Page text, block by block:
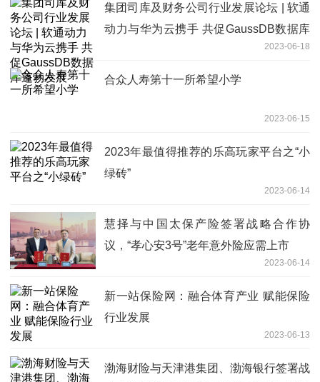
集团司库及财务公司行业发展论坛 | 软通
动力与华为云携手 共促GaussDB数据库
2023-06-18
合众人寿第十一所希望小学
2023-06-15
2023年最值得推荐的乐高玩家平台之“小
绿砖”
2023-06-14
慧择与中国太保产险签署战略合作协
议，“孝心安3号”老年意外险应需上市
2023-06-14
新一站保险网：融合体育产业 赋能保险
行业发展
2023-06-13
渤海财险与天津港集团、渤海银行签署战